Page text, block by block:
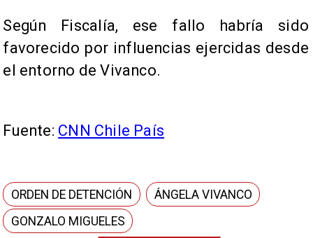
Según Fiscalía, ese fallo habría sido
favorecido por influencias ejercidas desde
el entorno de Vivanco.
Fuente: CNN Chile País
ORDEN DE DETENCIÓN
ÁNGELA VIVANCO
GONZALO MIGUELES